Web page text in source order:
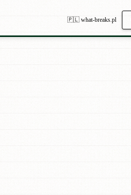
🇵🇱 what-breaks.pl